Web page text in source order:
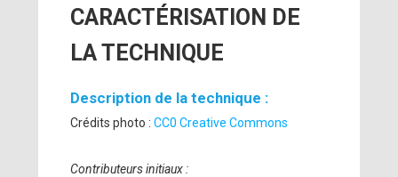
CARACTÉRISATION DE
LA TECHNIQUE
Description de la technique :
Crédits photo :CC0 Creative Commons
Contributeurs initiaux :